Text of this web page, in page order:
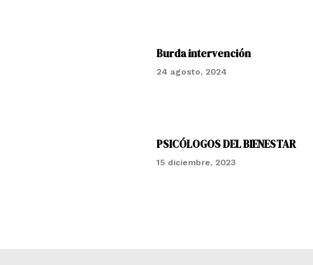
Burda intervención
24 agosto, 2024
PSICÓLOGOS DEL BIENESTAR
15 diciembre, 2023